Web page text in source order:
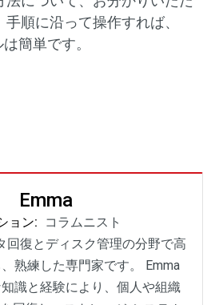
順に沿って操作すれば、
簡単です。
Emma
ョン:
コラムニスト
回復とディスク管理の分野で高
熟練した専門家です。 Emma
識と経験により、個人や組織